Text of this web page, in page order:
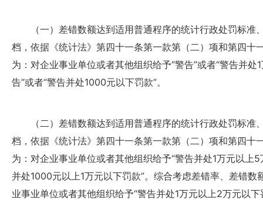
（一）差错数额达到适用普通程序的统计行政处罚标准
档，依据《统计法》第四十一条第一款第（二）项和第四十
为：对企业事业单位或者其他组织给予“警告”或者“警告并处
告”或者“警告并处1000元以下罚款”。
（二）差错数额达到适用普通程序的统计行政处罚标准
档，依据《统计法》第四十一条第一款第（二）项和第四十
为：对企业事业单位或者其他组织给予“警告并处1万元以上
并处1000元以上1万元以下罚款”。综合考虑差错率、差错
业事业单位或者其他组织给予“警告并处1万元以上2万元以